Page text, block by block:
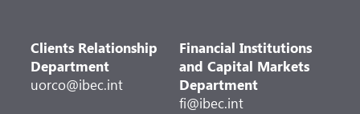
Clients Relationship
Department
uorco@ibec.int
Financial Institutions
and Capital Markets
Department
fi@ibec.int